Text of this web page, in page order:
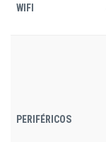
WIFI
PERIFÉRICOS